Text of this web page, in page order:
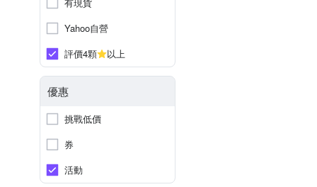
Yahoo自營
評價4顆
以上
優惠
挑戰低價
券
活動